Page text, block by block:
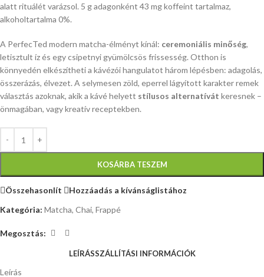
alatt rituálét varázsol. 5 g adagonként 43 mg koffeint tartalmaz,
alkoholtartalma 0%.
A PerfecTed modern matcha-élményt kínál: ceremoniális minőség,
letisztult íz és egy csipetnyi gyümölcsös frissesség. Otthon is
könnyedén elkészítheti a kávézói hangulatot három lépésben: adagolás,
összerázás, élvezet. A selymesen zöld, eperrel lágyított karakter remek
választás azoknak, akik a kávé helyett stílusos alternatívát keresnek –
önmagában, vagy kreatív receptekben.
KOSÁRBA TESZEM
Összehasonlít
Hozzáadás a kívánságlistához
Kategória: Matcha, Chai, Frappé
Megosztás:
LEÍRÁSSZÁLLÍTÁSI INFORMÁCIÓK
Leírás